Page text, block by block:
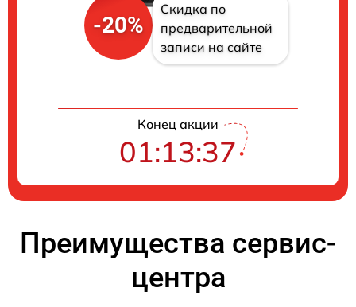
-20%
Скидка по
предварительной
записи на сайте
Конец акции
01:13:37
Преимущества сервис-
центра